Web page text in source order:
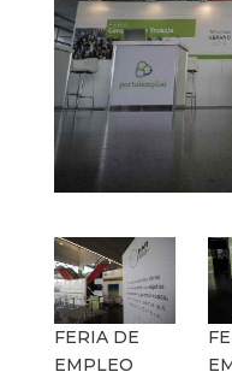
FERIA DE
EMPLEO